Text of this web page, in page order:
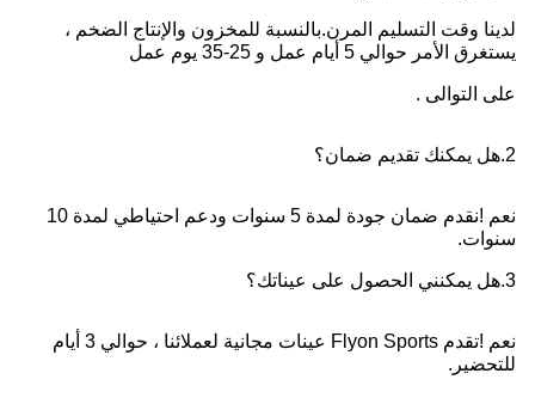
لدينا وقت التسليم المرن.بالنسبة للمخزون والإنتاج الضخم ،
يستغرق الأمر حوالي 5 أيام عمل و 25-35 يوم عمل
على التوالى .
2.هل يمكنك تقديم ضمان؟
نعم !نقدم ضمان جودة لمدة 5 سنوات ودعم احتياطي لمدة 10
سنوات.
3.هل يمكنني الحصول على عيناتك؟
نعم !تقدم Flyon Sports عينات مجانية لعملائنا ، حوالي 3 أيام
للتحضير.